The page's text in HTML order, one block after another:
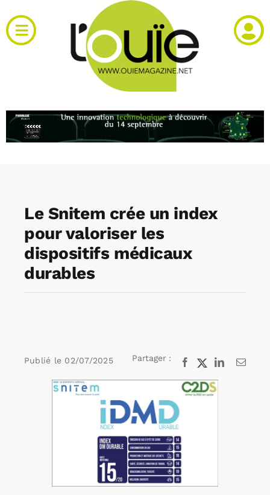
au
contenu
Toggle
Navigation
RH et emploi
Kiosque
Annonces emploi
Le Snitem crée un index
pour valoriser les
dispositifs médicaux
durables
Publié le 02/07/2025 Partager : Facebook
X LinkedInEmail